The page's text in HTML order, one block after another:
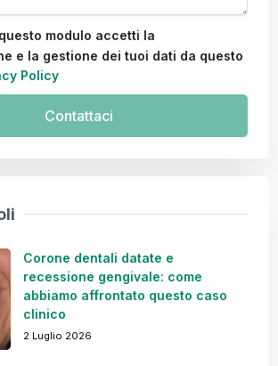
modulo accetti la
e la gestione dei tuoi dati da questo
Policy
Contattaci
Corone dentali datate e
recessione gengivale: come
abbiamo affrontato questo caso
clinico
2 Luglio 2026